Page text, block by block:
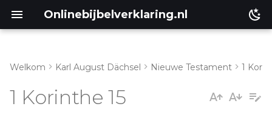
Onlinebijbelverklaring.nl
Welkom Karl August Dächsel Nieuwe Testament 1
1 Korinthe 15